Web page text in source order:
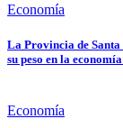
Economía
La Provincia de
su peso en la
Economía